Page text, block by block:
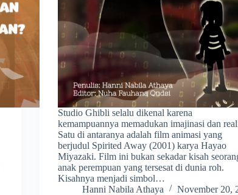
Studio Ghibli selalu dikenal karena
kemampuannya memadukan imajinasi dan
Satu di antaranya adalah film animasi yang
berjudul Spirited Away (2001) karya Hayao
Miyazaki. Film ini bukan sekadar kisah
anak perempuan yang tersesat di dunia roh.
Kisahnya menjadi simbol…
Hanni Nabila Athaya
November 20,